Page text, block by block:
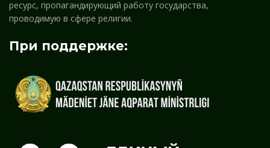
ресурс, пропагандирующий работу государства,
проводимую в сфере религии.
При поддержке: